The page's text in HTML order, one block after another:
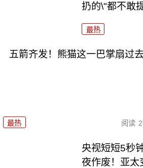
扔的\"都不敢提
最热
五箭齐发！熊猫这一巴掌扇过
最热 阅读
央视短短5秒
夜作废！亚太